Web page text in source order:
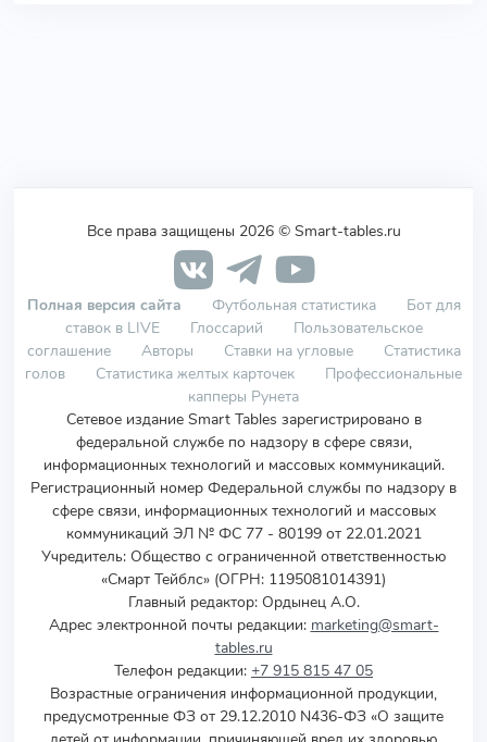
Все права защищены 2026 © Smart-tables.ru
Полная версия сайта Футбольная статистика
Бот для
ставок в LIVE
Глоссарий
Пользовательское
соглашение
Авторы Ставки на угловые
Статистика
голов
Статистика желтых карточек
Профессиональные
капперы Рунета
Сетевое издание Smart Tables зарегистрировано в
федеральной службе по надзору в сфере связи,
информационных технологий и массовых коммуникаций.
Регистрационный номер Федеральной службы по надзору в
сфере связи, информационных технологий и массовых
коммуникаций ЭЛ № ФС 77 - 80199 от 22.01.2021
Учредитель: Общество с ограниченной ответственностью
«Смарт Тейблс» (ОГРН: 1195081014391)
Главный редактор: Ордынец А.О.
Адрес электронной почты редакции: marketing@smart-
tables.ru
Телефон редакции: +7 915 815 47 05
Возрастные ограничения информационной продукции,
предусмотренные ФЗ от 29.12.2010 N436-ФЗ «О защите